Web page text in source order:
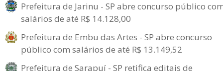
Prefeitura de Jarinu - SP abre concurso público
salários de até R$ 14.128,00
Prefeitura de Embu das Artes - SP abre concurso
público com salários de até R$ 13.149,52
Prefeitura de Sarapuí - SP retifica editais de